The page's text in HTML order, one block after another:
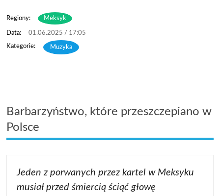
Regiony: Meksyk
01.06.2025 / 17:05
Muzyka
Barbarzyństwo, które przeszczepiano w
Polsce
Jeden z porwanych przez kartel w Meksyku
musiał przed śmiercią ściąć głowę